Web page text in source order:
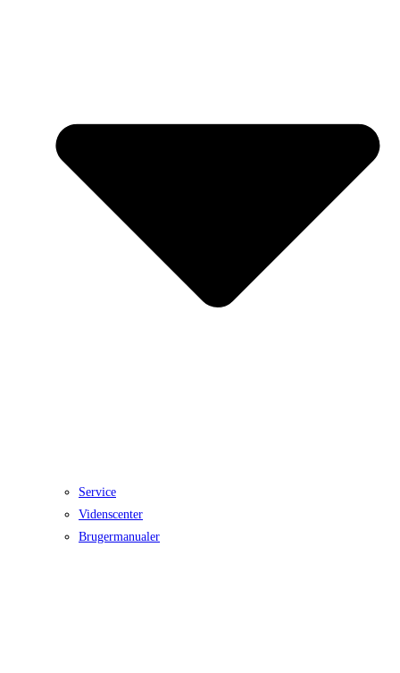
Service
Videnscenter
Brugermanualer